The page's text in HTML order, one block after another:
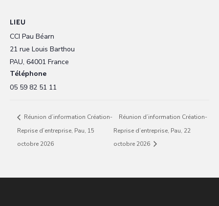
LIEU
CCI Pau Béarn
21 rue Louis Barthou
PAU, 64001 France
Téléphone
05 59 82 51 11
Réunion d’information Création-
Reprise d’entreprise, Pau, 15
octobre 2026
Réunion d’information Création-
Reprise d’entreprise, Pau, 22
octobre 2026